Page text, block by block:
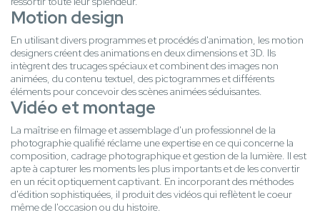
Motion design
En utilisant divers programmes et procédés d'animation, les motion
designers créent des animations en deux dimensions et 3D. Ils
intègrent des trucages spéciaux et combinent des images non
animées, du contenu textuel, des pictogrammes et différents
éléments pour concevoir des scènes animées séduisantes.
Vidéo et montage
La maîtrise en filmage et assemblage d'un professionnel de la
photographie qualifié réclame une expertise en ce qui concerne la
composition, cadrage photographique et gestion de la lumière. Il est
apte à capturer les moments les plus importants et de les convertir
en un récit optiquement captivant. En incorporant des méthodes
d'édition sophistiquées, il produit des vidéos qui reflètent le coeur
même de l'occasion ou du histoire.